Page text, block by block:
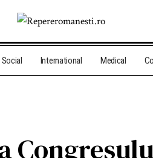
Social International Medical